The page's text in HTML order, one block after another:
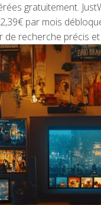
gratuitement.
par mois
recherche précis